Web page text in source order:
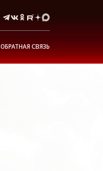
ОБРАТНАЯ СВЯЗЬ